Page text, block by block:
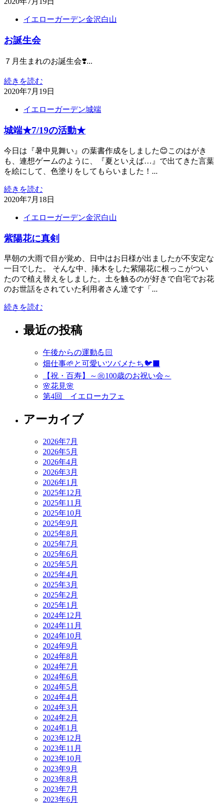
イエローガーデン金沢白山
お誕生会
７月生まれのお誕生会❣️...
続きを読む
2020年7月19日
イエローガーデン城端
城端★7/19の活動★
今日は『暑中見舞い』の葉書作成をしました😊このはがき
も、連想ゲームのように、『夏といえば…』で出てきた言葉
を絵にして、色塗りをしてもらいました！...
続きを読む
2020年7月18日
イエローガーデン金沢白山
紫陽花に真剣
早朝の大雨で目が覚め、日中はお日様が出ましたが不安定な
一日でした。 そんな中、挿木をした紫陽花に根っこがつい
たので植え替えをしました。土を触るのが好きで自宅でお花
のお世話をされていた利用者さん達です「...
続きを読む
最近の投稿
午後からの運動💪🏻
畑仕事🌱と可愛いツバメたち🐦‍⬛
【祝・百寿】～㊗️100歳のお祝い会～
🌸花見🌸
第4回 イエローカフェ
アーカイブ
2026年7月
2026年5月
2026年4月
2026年3月
2026年1月
2025年12月
2025年11月
2025年10月
2025年9月
2025年8月
2025年7月
2025年6月
2025年5月
2025年4月
2025年3月
2025年2月
2025年1月
2024年12月
2024年11月
2024年10月
2024年9月
2024年8月
2024年7月
2024年6月
2024年5月
2024年4月
2024年3月
2024年2月
2024年1月
2023年12月
2023年11月
2023年10月
2023年9月
2023年8月
2023年7月
2023年6月